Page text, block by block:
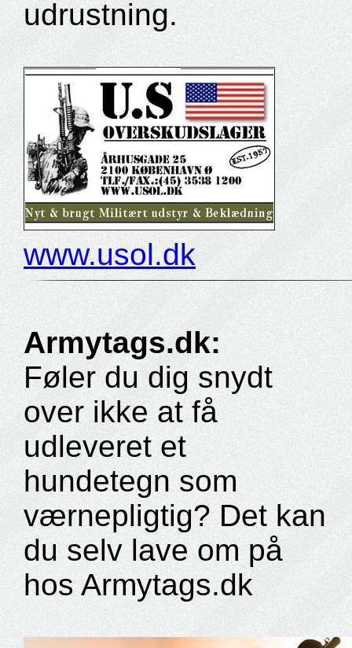
udrustning.
www.usol.dk
Armytags.dk:
Føler du dig snydt
over ikke at få
udleveret et
hundetegn som
værnepligtig? Det kan
du selv lave om på
hos Armytags.dk